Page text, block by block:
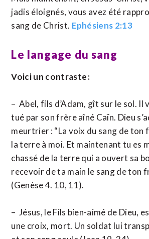
jadis éloignés, vous avez été
sang de Christ. Ephésiens 2:13
Le langage du sang
Voici un contraste :
– Abel, fils d’Adam, gît sur le sol. Il
tué par son frère aîné Caïn. Dieu
meurtrier : “La voix du sang de ton
la terre à moi. Et maintenant tu es
chassé de la terre qui a ouvert sa
recevoir de ta main le sang de ton
(Genèse 4. 10, 11).
– Jésus, le Fils bien-aimé de Dieu,
une croix, mort. Un soldat lui